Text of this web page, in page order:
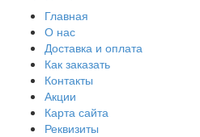
Главная
О нас
Доставка и оплата
Как заказать
Контакты
Акции
Карта сайта
Реквизиты